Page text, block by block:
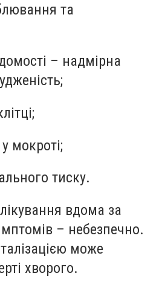
та
– надмірна
мокроті;
тиску.
вдома за
– небезпечно.
може
хворого.